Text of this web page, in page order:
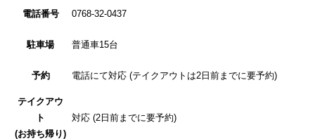
電話番号 0768-32-0437
駐車場 普通車15台
予約 電話にて対応 (テイクアウトは2日前までに要予約)
テイクアウ
ト
(お持ち帰り)
対応 (2日前までに要予約)